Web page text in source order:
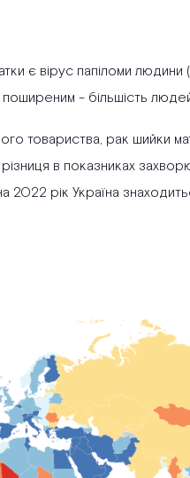
є вірус папіломи людини
- більшість
товариства, рак шийки
в показниках
рік Україна